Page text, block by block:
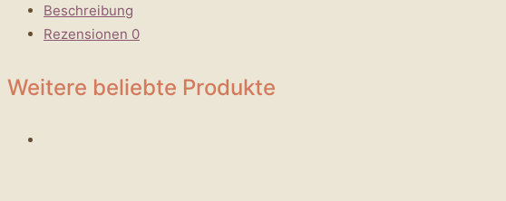
Beschreibung
Rezensionen 0
Weitere beliebte Produkte